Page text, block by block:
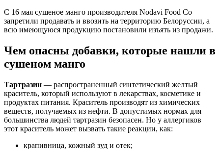
С 16 мая сушеное манго производителя Nodavi Food Co
запретили продавать и ввозить на территорию Белоруссии, а
всю имеющуюся продукцию постановили изъять из продажи.
Чем опасны добавки, которые нашли в
сушеном манго
Тартразин — распространенный синтетический желтый
краситель, который используют в лекарствах, косметике и
продуктах питания. Краситель производят из химических
веществ, получаемых из нефти. В допустимых нормах для
большинства людей тартразин безопасен. Но у аллергиков
этот краситель может вызвать такие реакции, как:
крапивница, кожный зуд и отек;